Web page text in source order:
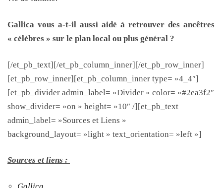
Gallica vous a-t-il aussi aidé à retrouver des ancêtres
« célèbres » sur le plan local ou plus général ?
[/et_pb_text][/et_pb_column_inner][/et_pb_row_inner]
[et_pb_row_inner][et_pb_column_inner type= »4_4″]
[et_pb_divider admin_label= »Divider » color= »#2ea3f2″
show_divider= »on » height= »10″ /][et_pb_text
admin_label= »Sources et Liens »
background_layout= »light » text_orientation= »left »]
Sources et liens :